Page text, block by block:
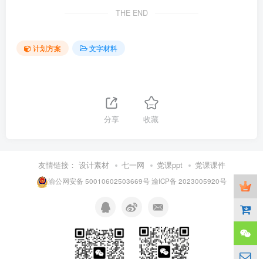
THE END
计划方案 文字材料
分享 收藏
友情链接： 设计素材 七一网 党课ppt 党课课件
渝公网安备 50010602503669号渝ICP备 2023005920号